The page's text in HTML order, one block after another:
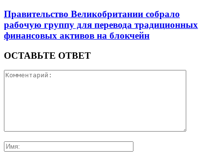
Правительство Великобритании собрало
рабочую группу для перевода традиционных
финансовых активов на блокчейн
ОСТАВЬТЕ ОТВЕТ